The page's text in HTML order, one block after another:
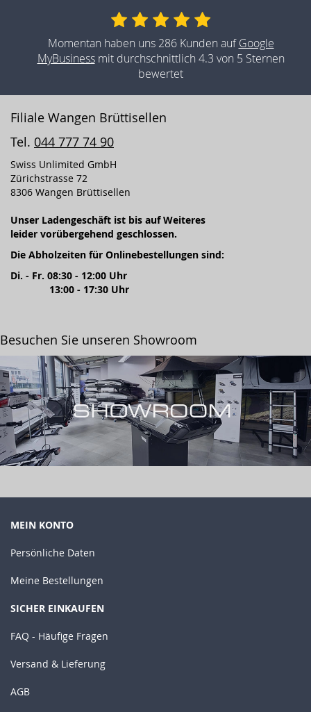
Momentan haben uns 286 Kunden aufGoogle
MyBusinessmit durchschnittlich 4.3 von 5 Sternen
bewertet
Filiale Wangen Brüttisellen
Tel. 044 777 74 90
Swiss Unlimited GmbH
Zürichstrasse 72
8306 Wangen Brüttisellen
Unser Ladengeschäft ist bis auf Weiteres
leider vorübergehend geschlossen.
Die Abholzeiten für Onlinebestellungen sind:
Di. - Fr. 08:30 - 12:00 Uhr
13:00 - 17:30 Uhr
Besuchen Sie unseren Showroom
MEIN KONTO
Persönliche Daten
Meine Bestellungen
SICHER EINKAUFEN
FAQ - Häufige Fragen
Versand & Lieferung
AGB